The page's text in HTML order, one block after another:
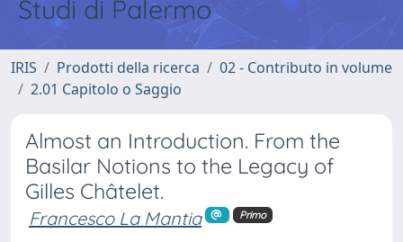
Studi di Palermo
IRIS Prodotti della ricerca
02 - Contributo in volume
2.01 Capitolo o Saggio
Almost an Introduction. From the
Basilar Notions to the Legacy of
Gilles Châtelet.
Francesco La Mantia Primo